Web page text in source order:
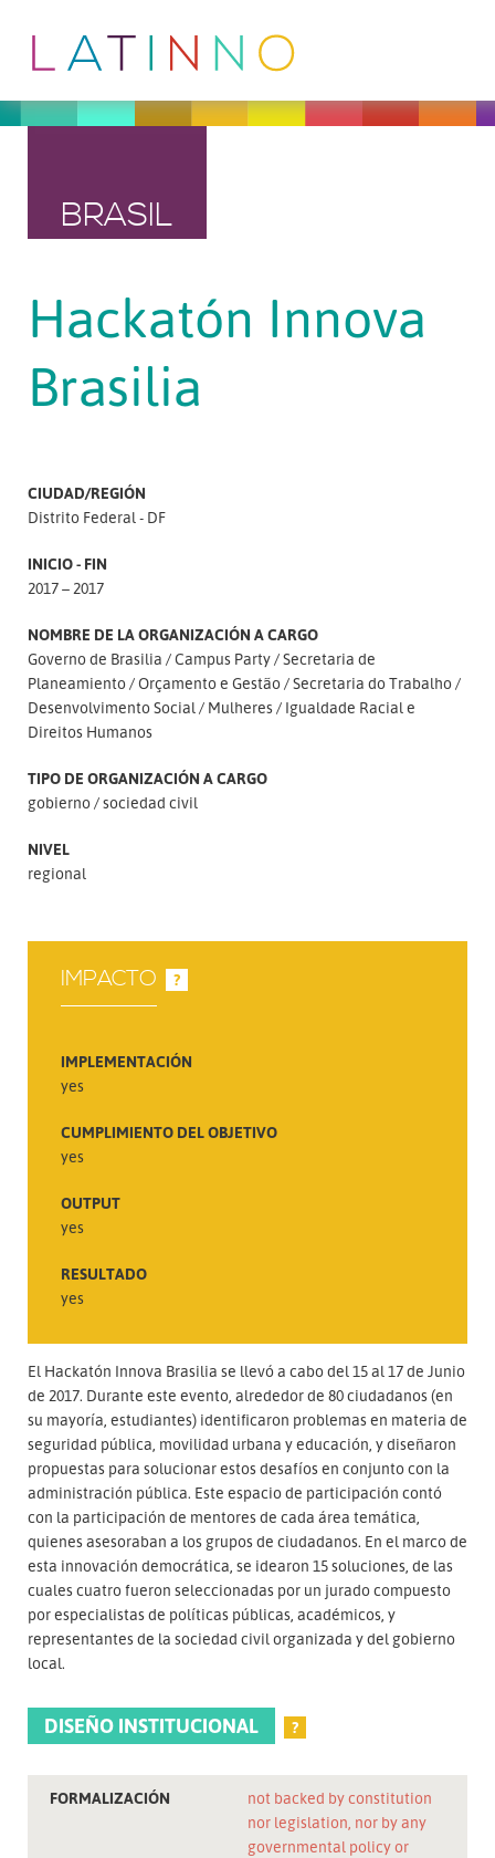
BRASIL
Hackatón Innova
Brasilia
CIUDAD/REGIÓN
Distrito Federal - DF
INICIO - FIN
2017 – 2017
NOMBRE DE LA ORGANIZACIÓN A CARGO
Governo de Brasilia
Campus Party
Secretaria de
Planeamiento
Orçamento e Gestão
Secretaria do Trabalho
Desenvolvimento Social
Mulheres
Igualdade Racial e
Direitos Humanos
TIPO DE ORGANIZACIÓN A CARGO
gobierno
sociedad civil
NIVEL
regional
IMPACTO ?
IMPLEMENTACIÓN
yes
CUMPLIMIENTO DEL OBJETIVO
yes
OUTPUT
yes
RESULTADO
yes
El Hackatón Innova Brasilia se llevó a cabo del 15 al 17 de Junio
de 2017. Durante este evento, alrededor de 80 ciudadanos (en
su mayoría, estudiantes) identificaron problemas en materia de
seguridad pública, movilidad urbana y educación, y diseñaron
propuestas para solucionar estos desafíos en conjunto con la
administración pública. Este espacio de participación contó
con la participación de mentores de cada área temática,
quienes asesoraban a los grupos de ciudadanos. En el marco de
esta innovación democrática, se idearon 15 soluciones, de las
cuales cuatro fueron seleccionadas por un jurado compuesto
por especialistas de políticas públicas, académicos, y
representantes de la sociedad civil organizada y del gobierno
local.
DISEÑO INSTITUCIONAL ?
FORMALIZACIÓN
not backed by constitution
nor legislation, nor by any
governmental policy or